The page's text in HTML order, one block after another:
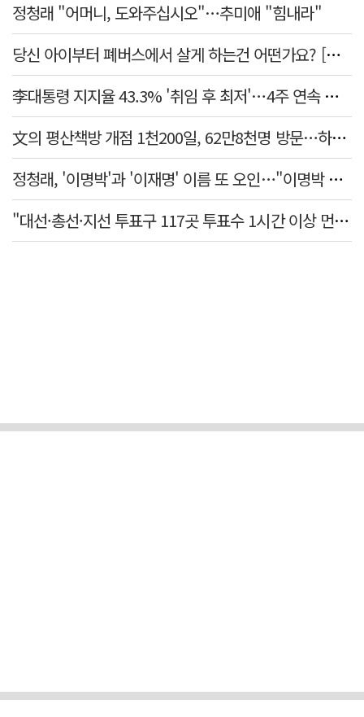
정청래 "어머니, 도와주십시오"…추미애 "힘내라"
당신 아이부터 폐버스에서 살게 하는건 어떤가요? [가스인라이팅]
李대통령 지지율 43.3% '취임 후 최저'…4주 연속 내리막
文의 평산책방 개점 1천200일, 62만8천명 방문…하루 평균 500명↑
정청래, '이명박'과 '이재명' 이름 또 오인…"이명박 대통령 임기안에 반도체 제품 출시"
"대선·총선·지선 투표구 117곳 투표수 1시간 이상 먼저 입력"